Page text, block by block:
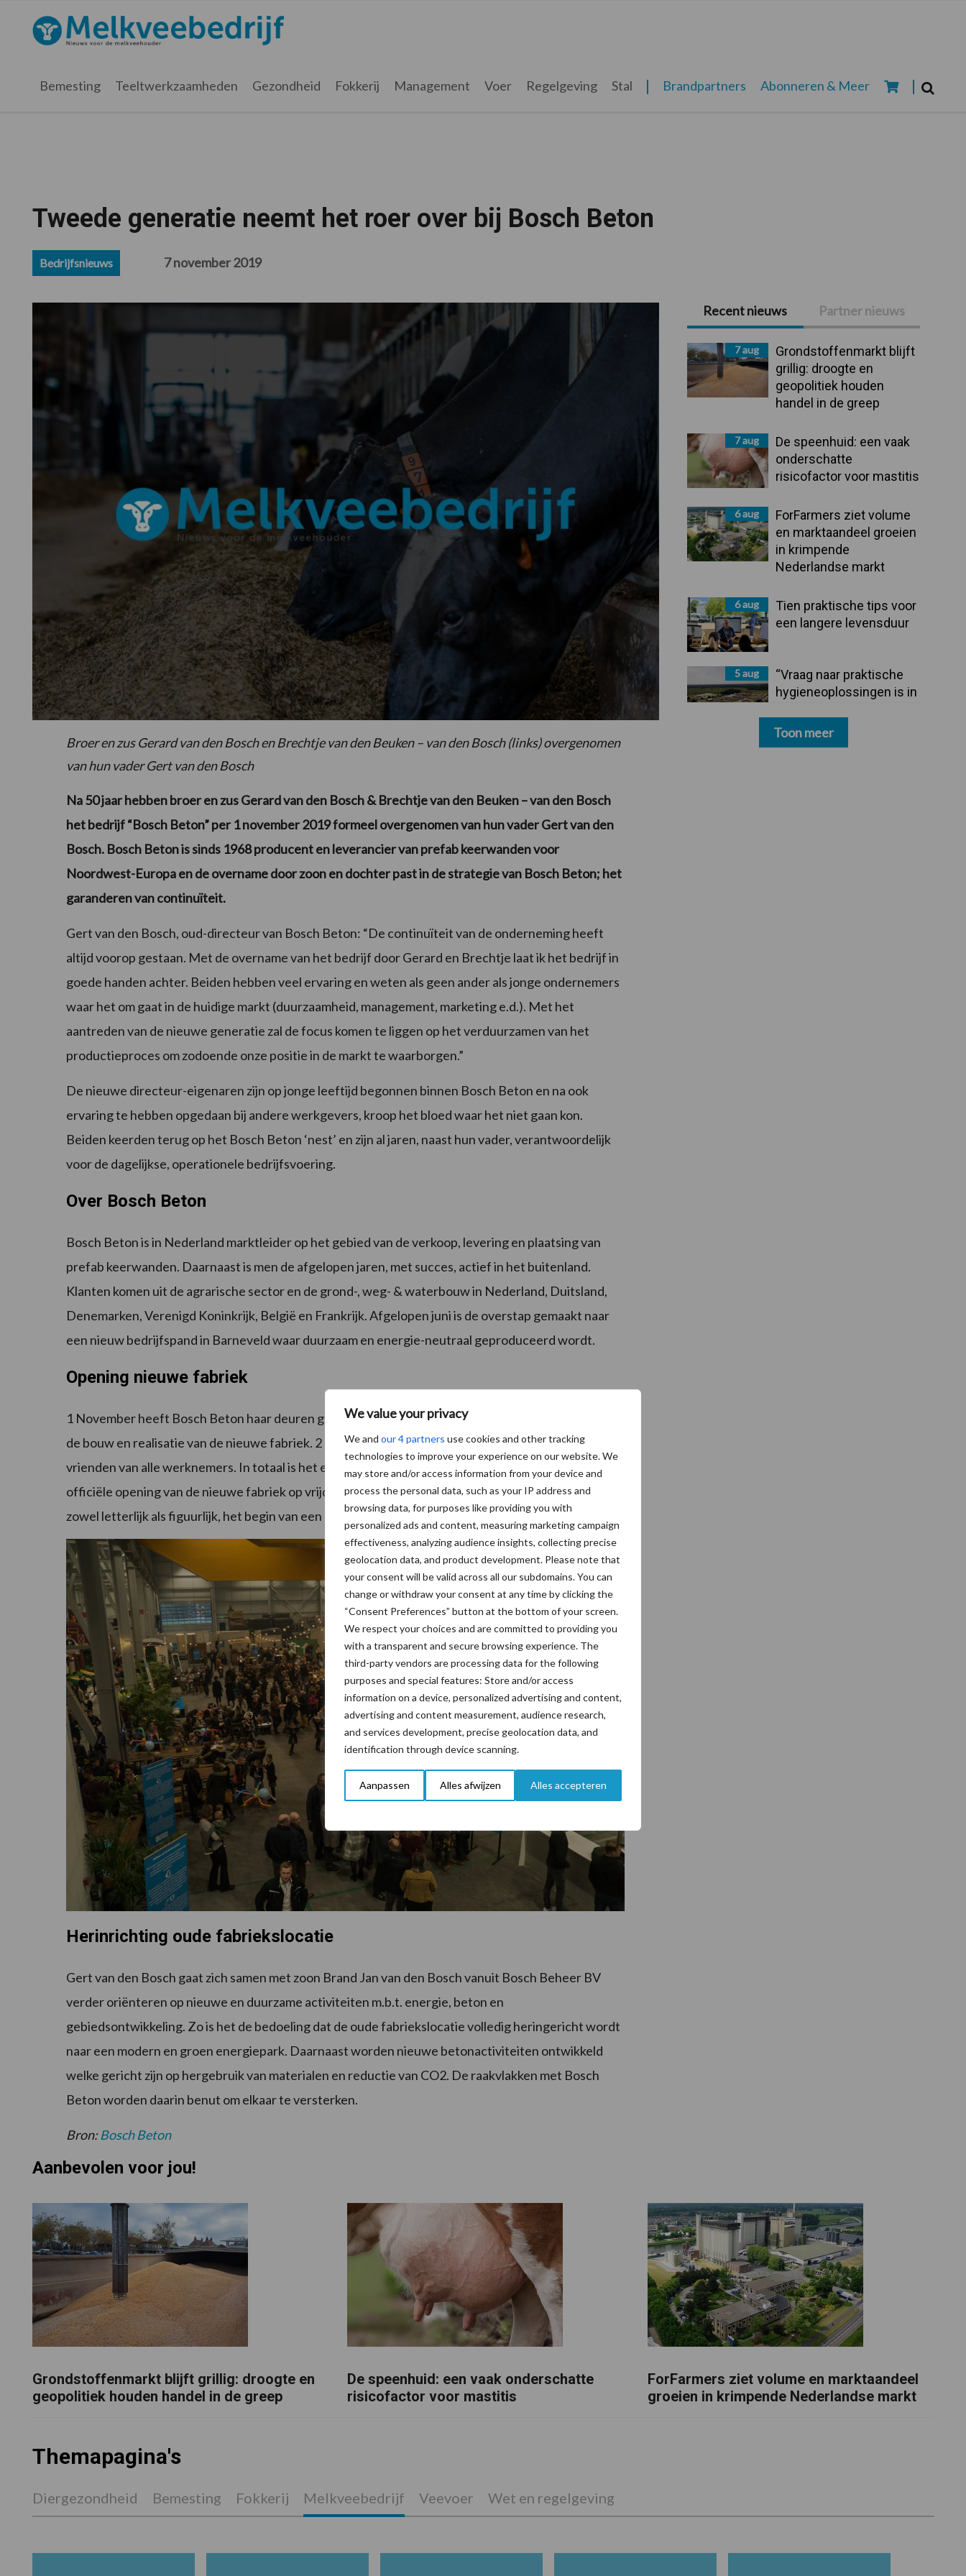
We value your privacy
We and our 4 partners use cookies and other tracking
technologies to improve your experience on our website. We
may store and/or access information from your device and
process the personal data, such as your IP address and
browsing data, for purposes like providing you with
personalized ads and content, measuring marketing campaign
effectiveness, analyzing audience insights, collecting precise
geolocation data, and product development. Please note that
your consent will be valid across all our subdomains. You can
change or withdraw your consent at any time by clicking the
“Consent Preferences” button at the bottom of your screen.
We respect your choices and are committed to providing you
with a transparent and secure browsing experience. The
third-party vendors are processing data for the following
purposes and special features: Store and/or access
information on a device, personalized advertising and content,
advertising and content measurement, audience research,
and services development, precise geolocation data, and
identification through device scanning.
Aanpassen Alles afwijzen Alles accepteren
hoofdnavigatie
hoofd
eerste
voettekst
Melkveebedrijf.nl
Bemesting Teeltwerkzaamheden Gezondheid Fokkerij Management Voer Regelgeving Stal Brandpartners Abonneren & Meer
Tweede generatie neemt het roer over bij Bosch Beton
Bedrijfsnieuws 7 november 2019
Broer en zus Gerard van den Bosch en Brechtje van den Beuken – van den Bosch (links) overgenomen
van hun vader Gert van den Bosch
Na 50 jaar hebben broer en zus Gerard van den Bosch & Brechtje van den Beuken – van den Bosch
het bedrijf “Bosch Beton” per 1 november 2019 formeel overgenomen van hun vader Gert van den
Bosch. Bosch Beton is sinds 1968 producent en leverancier van prefab keerwanden voor
Noordwest-Europa en de overname door zoon en dochter past in de strategie van Bosch Beton; het
garanderen van continuïteit.
Gert van den Bosch, oud-directeur van Bosch Beton: “De continuïteit van de onderneming heeft
altijd voorop gestaan. Met de overname van het bedrijf door Gerard en Brechtje laat ik het bedrijf in
goede handen achter. Beiden hebben veel ervaring en weten als geen ander als jonge ondernemers
waar het om gaat in de huidige markt (duurzaamheid, management, marketing e.d.). Met het
aantreden van de nieuwe generatie zal de focus komen te liggen op het verduurzamen van het
productieproces om zodoende onze positie in de markt te waarborgen.”
De nieuwe directeur-eigenaren zijn op jonge leeftijd begonnen binnen Bosch Beton en na ook
ervaring te hebben opgedaan bij andere werkgevers, kroop het bloed waar het niet gaan kon.
Beiden keerden terug op het Bosch Beton ‘nest’ en zijn al jaren, naast hun vader, verantwoordelijk
voor de dagelijkse, operationele bedrijfsvoering.
Over Bosch Beton
Bosch Beton is in Nederland marktleider op het gebied van de verkoop, levering en plaatsing van
prefab keerwanden. Daarnaast is men de afgelopen jaren, met succes, actief in het buitenland.
Klanten komen uit de agrarische sector en de grond-, weg- & waterbouw in Nederland, Duitsland,
Denemarken, Verenigd Koninkrijk, België en Frankrijk. Afgelopen juni is de overstap gemaakt naar
een nieuw bedrijfspand in Barneveld waar duurzaam en energie-neutraal geproduceerd wordt.
Opening nieuwe fabriek
1 November heeft Bosch Beton haar deuren geopend voor relaties welke direct betrokken waren bij
de bouw en realisatie van de nieuwe fabriek. 2 November stond in het teken van de familie &
vrienden van alle werknemers. In totaal is het evenement bezocht door ruim 1.800 genodigden. De
officiële opening van de nieuwe fabriek op vrijdag 1 november door burgemeester Asje van Dijk is,
zowel letterlijk als figuurlijk, het begin van een nieuw tijdperk voor de betonproducent in Barneveld.
Herinrichting oude fabriekslocatie
Gert van den Bosch gaat zich samen met zoon Brand Jan van den Bosch vanuit Bosch Beheer BV
verder oriënteren op nieuwe en duurzame activiteiten m.b.t. energie, beton en
gebiedsontwikkeling. Zo is het de bedoeling dat de oude fabriekslocatie volledig heringericht wordt
naar een modern en groen energiepark. Daarnaast worden nieuwe betonactiviteiten ontwikkeld
welke gericht zijn op hergebruik van materialen en reductie van CO2. De raakvlakken met Bosch
Beton worden daarin benut om elkaar te versterken.
Bron:Bosch Beton
Primaire
Sidebar
Recent nieuws Partner nieuws
7 aug
Grondstoffenmarkt blijft
grillig: droogte en
geopolitiek houden
handel in de greep
7 aug
De speenhuid: een vaak
onderschatte
risicofactor voor mastitis
6 aug
ForFarmers ziet volume
en marktaandeel groeien
in krimpende
Nederlandse markt
6 aug
Tien praktische tips voor
een langere levensduur
5 aug
“Vraag naar praktische
hygieneoplossingen is in
Toon meer
Aanbevolen voor jou!
Grondstoffenmarkt blijft grillig: droogte en
geopolitiek houden handel in de greep
De speenhuid: een vaak onderschatte
risicofactor voor mastitis
ForFarmers ziet volume en marktaandeel
groeien in krimpende Nederlandse markt
Themapagina's
Diergezondheid Bemesting Fokkerij Melkveebedrijf Veevoer Wet en regelgeving